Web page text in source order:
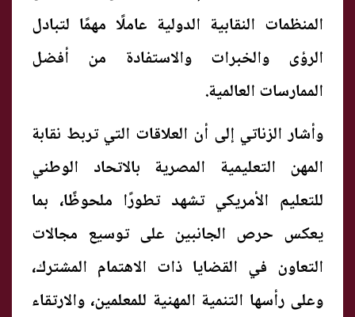
المنظمات النقابية الدولية عاملًا مهمًا لتبادل
الرؤى والخبرات والاستفادة من أفضل
الممارسات العالمية.
وأشار الزناتي إلى أن العلاقات التي تربط نقابة
المهن التعليمية المصرية بالاتحاد الوطني
للتعليم الأمريكي تشهد تطورًا ملحوظًا، بما
يعكس حرص الجانبين على توسيع مجالات
التعاون في القضايا ذات الاهتمام المشترك،
وعلى رأسها التنمية المهنية للمعلمين، والارتقاء